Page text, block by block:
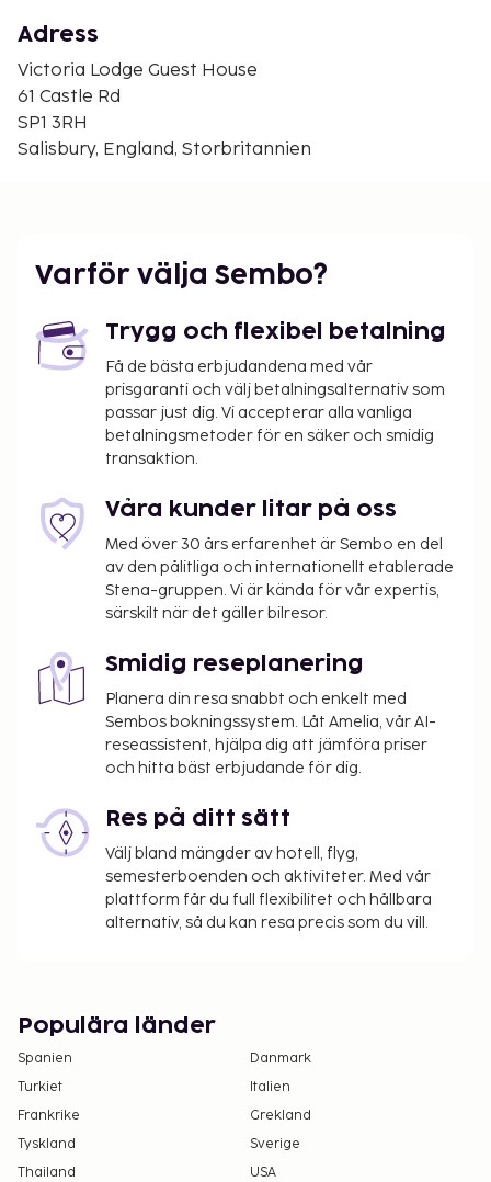
Närmaste flygplatser är:
Bournemouth (BOH-Bournemouth Intl.) - 41,7 km
Southampton (SOU) - 39,4 km
Bristol International Airport (BRS) - 94,5 km
Gäster har tillgång till bland annat
beroende på vistelsens längd)
Inga avgifter tas ut för assistanshundar
Det är möjligt att listan ovan inte är fullständig,
samt att avgifter och depositioner inte inkluderar
skatt. Observera att dessa kan komma att ändras.
Adress
Victoria Lodge Guest House
61 Castle Rd
SP1 3RH
Salisbury, England, Storbritannien
Varför välja Sembo?
Trygg och flexibel betalning
Få de bästa erbjudandena med vår
prisgaranti och välj betalningsalternativ som
passar just dig. Vi accepterar alla vanliga
betalningsmetoder för en säker och smidig
transaktion.
Våra kunder litar på oss
Med över 30 års erfarenhet är Sembo en del
av den pålitliga och internationellt etablerade
Stena-gruppen. Vi är kända för vår expertis,
särskilt när det gäller bilresor.
Smidig reseplanering
Planera din resa snabbt och enkelt med
Sembos bokningssystem. Låt Amelia, vår AI-
reseassistent, hjälpa dig att jämföra priser
och hitta bäst erbjudande för dig.
Res på ditt sätt
Välj bland mängder av hotell, flyg,
semesterboenden och aktiviteter. Med vår
plattform får du full flexibilitet och hållbara
alternativ, så du kan resa precis som du vill.
Populära länder
Spanien
Danmark
Turkiet
Italien
Frankrike
Grekland
Tyskland
Sverige
Thailand
USA